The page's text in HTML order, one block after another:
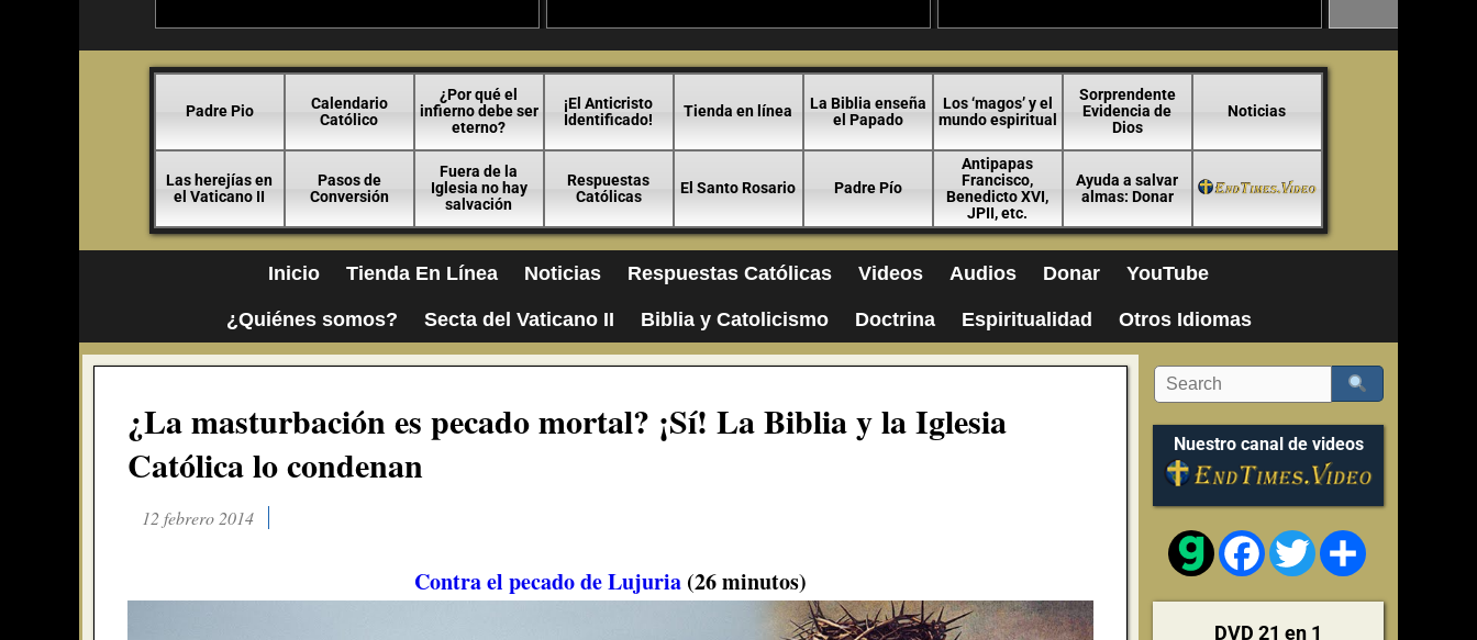
Padre Pio
Calendario
Católico
¿Por qué el
infierno debe ser
eterno?
¡El Anticristo
Identificado!
Tienda en línea
La Biblia enseña
el Papado
Los ‘magos’ y el
mundo espiritual
Sorprendente
Evidencia de
Dios
Noticias
Las herejías en
el Vaticano II
Pasos de
Conversión
Fuera de la
Iglesia no hay
salvación
Respuestas
Católicas
El Santo Rosario Padre Pío
Antipapas
Francisco,
Benedicto XVI,
JPII, etc.
Ayuda a salvar
almas: Donar
Inicio Tienda En Línea Noticias Respuestas Católicas Videos Audios Donar YouTube
¿Quiénes somos? Secta del Vaticano II Biblia y Catolicismo Doctrina Espiritualidad Otros Idiomas
¿La masturbación es pecado mortal? ¡Sí! La Biblia y la Iglesia
Católica lo condenan
12 febrero 2014
Contra el pecado de Lujuria (26 minutos)
Nuestro canal de videos
FacebookTwitter
DVD 21 en 1